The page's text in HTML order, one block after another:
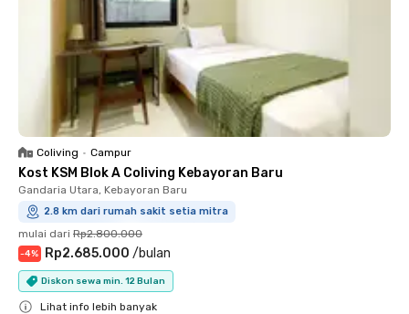
Coliving • Campur
Kost KSM Blok A Coliving Kebayoran Baru
Gandaria Utara, Kebayoran Baru
2.8 km dari rumah sakit setia mitra
mulai dari Rp2.800.000
-4% Rp2.685.000 /bulan
Diskon sewa min. 12 Bulan
Lihat info lebih banyak